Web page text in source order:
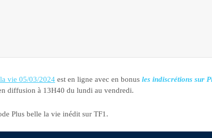
vie 05/03/2024 est en ligne avec en bonus les indiscrétions sur
diffusion à 13H40 du lundi au vendredi.
Plus belle la vie inédit sur TF1.